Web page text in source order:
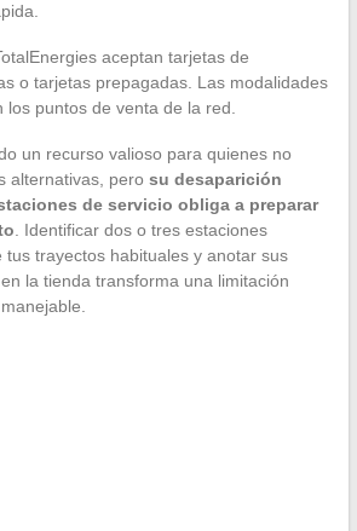
aceptan tarjetas de
o tarjetas prepagadas. Las modalidades
los puntos de venta de la red.
un recurso valioso para quienes no
alternativas, pero su desaparición
de servicio obliga a preparar
. Identificar dos o tres estaciones
tus trayectos habituales y anotar sus
la tienda transforma una limitación